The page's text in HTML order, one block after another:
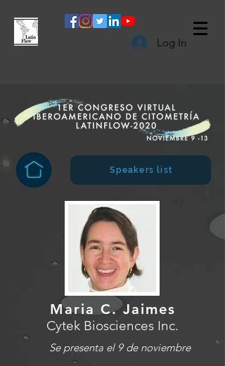
Log In
Speakers list
Maria C. Jaimes
Cytek Biosciences Inc.
Se presenta el 9 de noviembre